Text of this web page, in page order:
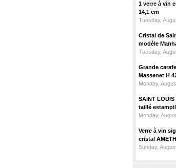
1 verre à vin
14,1 cm
Tuesday,
Cristal de
modèle
Tuesday,
Grande
Massenet H
Monday,
SAINT
taillé
Monday,
Verre à vin
cristal
Sunday,